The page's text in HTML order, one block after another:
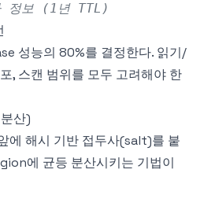
정보 (1년 TTL)
성능의 80%를 결정한다. 읽기/
, 스캔 범위를 모두 고려해야 한
산)
에 해시 기반 접두사(salt)를 붙
에 균등 분산시키는 기법이